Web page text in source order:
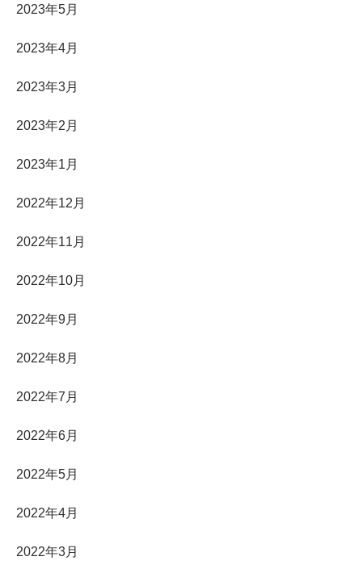
2023年5月
2023年4月
2023年3月
2023年2月
2023年1月
2022年12月
2022年11月
2022年10月
2022年9月
2022年8月
2022年7月
2022年6月
2022年5月
2022年4月
2022年3月